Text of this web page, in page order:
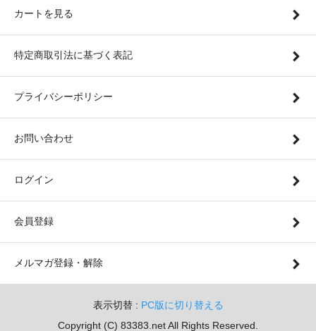
カートを見る
特定商取引法に基づく表記
プライバシーポリシー
お問い合わせ
ログイン
会員登録
メルマガ登録・解除
表示切替 : PC版に切り替える
Copyright (C) 83383.net All Rights Reserved.